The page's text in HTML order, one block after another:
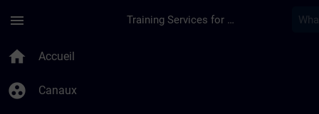
menu Training Services for Digital Industries
home Accueil
group_work Canaux